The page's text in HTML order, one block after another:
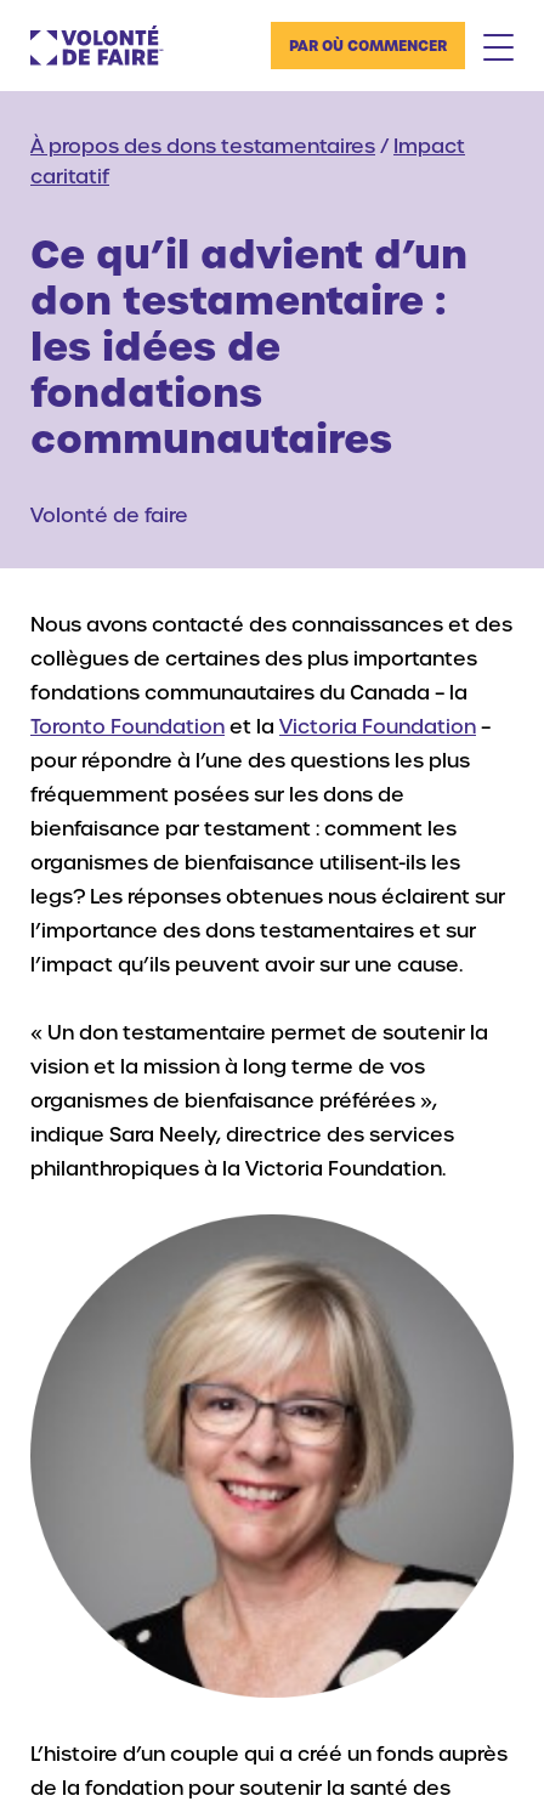
PAR OÙ COMMENCER
À propos des dons testamentaires / Impact
caritatif
Ce qu’il advient d’un
don testamentaire :
les idées de
fondations
communautaires
Volonté de faire
Nous avons contacté des connaissances et des
collègues de certaines des plus importantes
fondations communautaires du Canada – la
Toronto Foundation et la Victoria Foundation –
pour répondre à l’une des questions les plus
fréquemment posées sur les dons de
bienfaisance par testament : comment les
organismes de bienfaisance utilisent-ils les
legs? Les réponses obtenues nous éclairent sur
l’importance des dons testamentaires et sur
l’impact qu’ils peuvent avoir sur une cause.
« Un don testamentaire permet de soutenir la
vision et la mission à long terme de vos
organismes de bienfaisance préférées »,
indique Sara Neely, directrice des services
philanthropiques à la Victoria Foundation.
L’histoire d’un couple qui a créé un fonds auprès
de la fondation pour soutenir la santé des